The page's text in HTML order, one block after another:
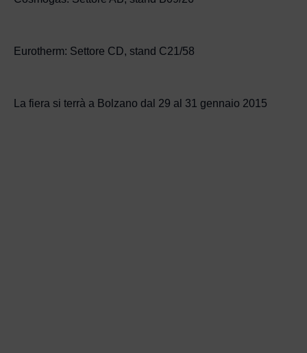
Eurotherm: Settore CD, stand C21/58
La fiera si terrà a Bolzano dal 29 al 31 gennaio 2015